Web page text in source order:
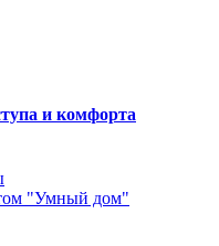
и комфорта
"Умный дом"